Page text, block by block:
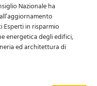
Nazionale ha
Esperti in risparmio
energetica degli edifici,
ed architettura di